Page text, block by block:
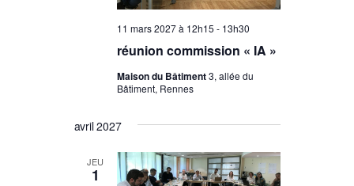
réunion commission « IA »
11 mars 2027 à 12h15 - 13h30
Maison du Bâtiment3, allée du
Bâtiment, Rennes
avril 2027
JEU
1